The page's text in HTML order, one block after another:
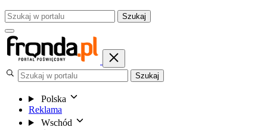
Szukaj
Szukaj
Polska
Reklama
Wschód